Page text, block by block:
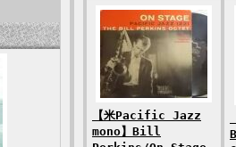
【米Pacific Jazz
mono】Bill